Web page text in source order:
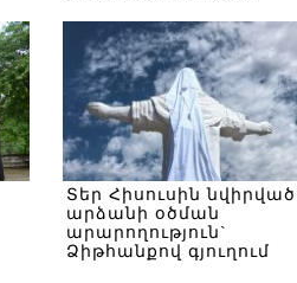
Տեր Հիսուսին նվիրված
արձանի օծման
արարողություն`
Ձիթհանքով գյուղում